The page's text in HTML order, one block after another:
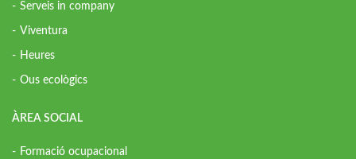
Serveis in company
Viventura
Heures
Ous ecològics
ÀREA SOCIAL
Formació ocupacional